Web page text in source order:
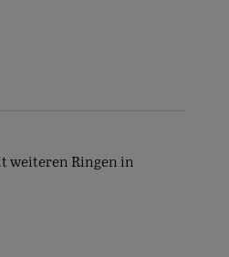
weiteren Ringen in